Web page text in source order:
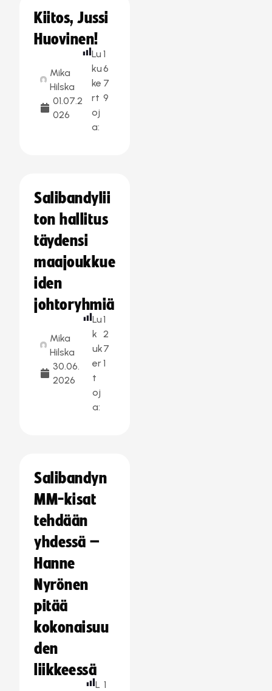
Kiitos, Jussi
Huovinen!
Mika
Hilska
01.07.2
026
Lu
ku
ke
rt
oj
a:
1
6
7
9
Salibandylii
ton hallitus
täydensi
maajoukkue
iden
johtoryhmiä
Mika
Hilska
30.06.
2026
Lu
k
uk
er
t
oj
a:
1
2
7
1
Salibandyn
MM-kisat
tehdään
yhdessä –
Hanne
Nyrönen
pitää
kokonaisuu
den
liikkeessä
L 1